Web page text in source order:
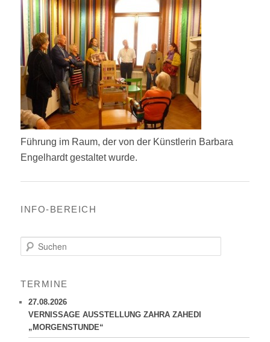
Führung im Raum, der von der Künstlerin Barbara
Engelhardt gestaltet wurde.
INFO-BEREICH
u
e
n
TERMINE
27.08.2026
VERNISSAGE AUSSTELLUNG ZAHRA ZAHEDI
„MORGENSTUNDE“